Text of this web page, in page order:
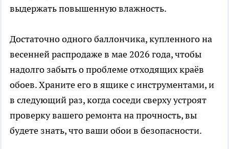
выдержать повышенную влажность.
Достаточно одного баллончика, купленного на
весенней распродаже в мае 2026 года, чтобы
надолго забыть о проблеме отходящих краёв
обоев. Храните его в ящике с инструментами, и
в следующий раз, когда соседи сверху устроят
проверку вашего ремонта на прочность, вы
будете знать, что ваши обои в безопасности.